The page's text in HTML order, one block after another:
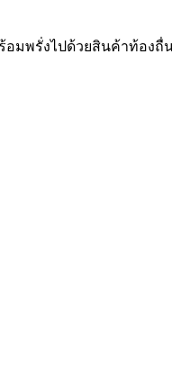
มพรั่งไปด้วยสินค้าท้องถื่